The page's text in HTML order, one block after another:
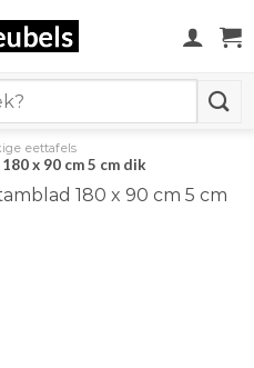
eettafels
x 90 cm 5 cm dik